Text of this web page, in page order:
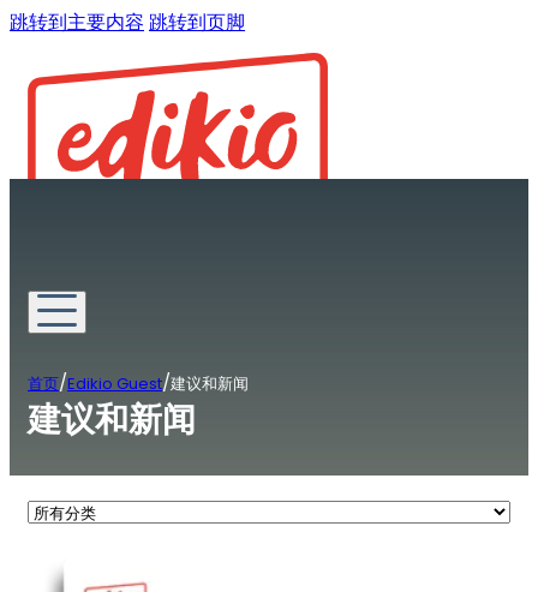
跳转到主要内容 跳转到页脚
首页/Edikio Guest/建议和新闻
建议和新闻